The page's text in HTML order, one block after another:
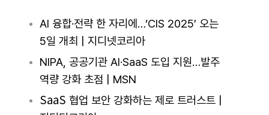
AI 융합·전략 한 자리에…’CIS 2025′ 오는
5일 개최 | 지디넷코리아
NIPA, 공공기관 AI·SaaS 도입 지원…발주
역량 강화 초점 | MSN
SaaS 협업 보안 강화하는 제로 트러스트 |